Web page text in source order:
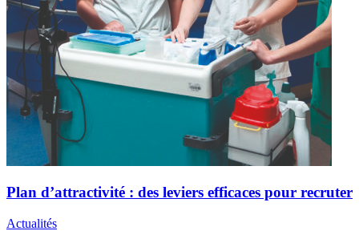
Plan d’attractivité : des leviers efficaces pour recruter
Actualités